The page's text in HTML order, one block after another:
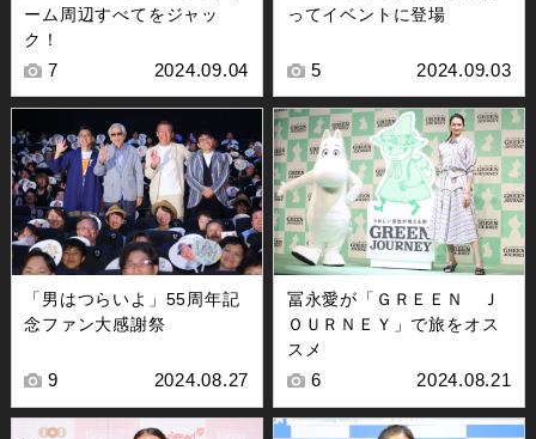
ーム周辺すべてをジャッ
ク！
7 2024.09.04
ってイベントに登場
5 2024.09.03
「男はつらいよ」55周年記
念ファン大感謝祭
9 2024.08.27
冨永愛が「ＧＲＥＥＮ Ｊ
ＯＵＲＮＥＹ」で旅をオス
スメ
6 2024.08.21